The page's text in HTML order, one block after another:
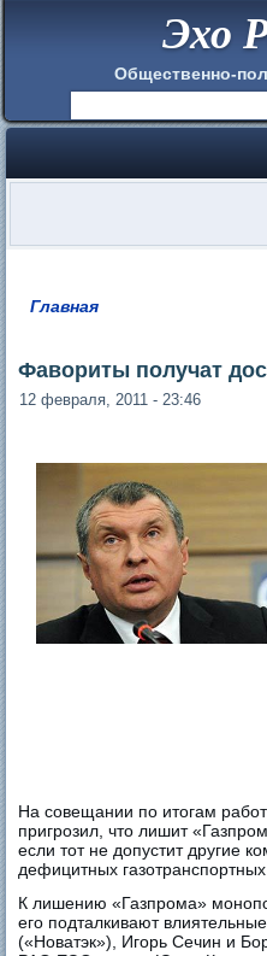
Эхо
Общественно-
Главная
Фавориты получат
12 февраля, 2011 - 23:46
На совещании по итогам
пригрозил, что лишит
если тот не допустит другие
дефицитных
К лишению «Газпрома»
его подталкивают
(«Новатэк»), Игорь Сечин и